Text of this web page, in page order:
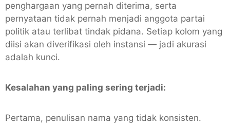
penghargaan yang pernah diterima, serta
pernyataan tidak pernah menjadi anggota partai
politik atau terlibat tindak pidana. Setiap kolom yang
diisi akan diverifikasi oleh instansi — jadi akurasi
adalah kunci.
Kesalahan yang paling sering terjadi:
Pertama, penulisan nama yang tidak konsisten.